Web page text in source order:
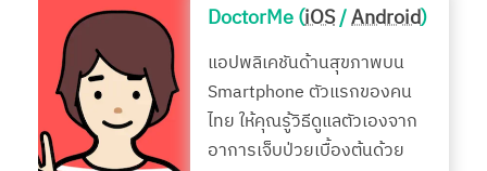
DoctorMe (iOS/Android)
แอปพลิเคชันด้านสุขภาพบน
Smartphone ตัวแรกของคน
ไทย ให้คุณรู้วิธีดูแลตัวเองจาก
อาการเจ็บป่วยเบื้องต้นด้วย